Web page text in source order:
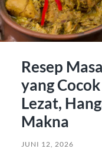
Resep
yang
Lezat,
Makna
JUNI 12, 2026